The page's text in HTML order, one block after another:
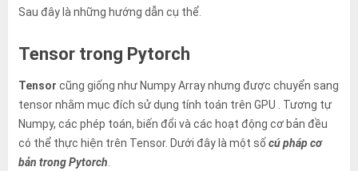
Sau đây là những hướng dẫn cụ thể.
Tensor trong Pytorch
Tensor cũng giống như Numpy Array nhưng được chuyển sang
tensor nhằm mục đích sử dụng tính toán trên GPU . Tương tự
Numpy, các phép toán, biến đổi và các hoạt động cơ bản đều
có thể thực hiện trên Tensor. Dưới đây là một số cú pháp cơ
bản trong Pytorch